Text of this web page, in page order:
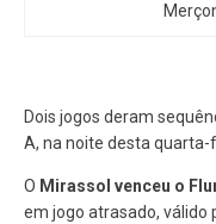
Dois jogos deram
A, na noite desta quarta-
O Mirassol venceu o
em jogo atrasado, válido